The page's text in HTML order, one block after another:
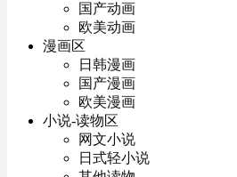
国产动画
欧美动画
漫画区
日韩漫画
国产漫画
欧美漫画
小说-读物区
网文小说
日式轻小说